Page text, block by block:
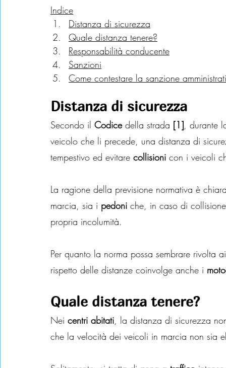
Indice
Distanza di sicurezza
Quale distanza tenere?
Responsabilità conducente
Sanzioni
Come contestare la sanzione
Distanza di sicurezza
Secondo il Codice della strada [1], durante
veicolo che li precede, una distanza di
tempestivo ed evitare collisioni con i veicoli
La ragione della previsione normativa è
marcia, sia i pedoni che, in caso di
propria incolumità.
Per quanto la norma possa sembrare rivolta
rispetto delle distanze coinvolge anche i
Quale distanza tenere?
Nei centri abitati, la distanza di sicurezza
che la velocità dei veicoli in marcia non sia